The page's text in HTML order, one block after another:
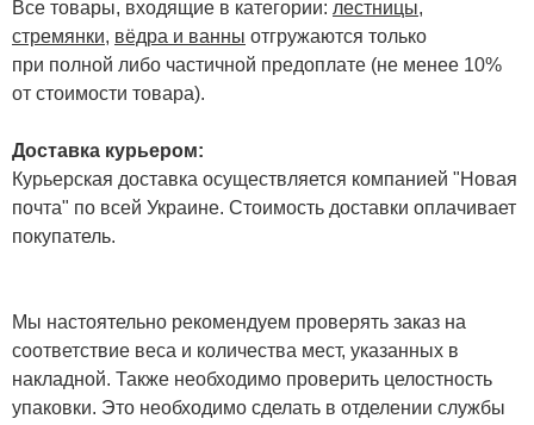
Все товары, входящие в категории: лестницы,
стремянки, вёдра и ванны отгружаются только
при полной либо частичной предоплате (не менее 10%
от стоимости товара).
Доставка курьером:
Курьерская доставка осуществляется компанией "Новая
почта" по всей Украине. Стоимость доставки оплачивает
покупатель.
Мы настоятельно рекомендуем проверять заказ на
соответствие веса и количества мест, указанных в
накладной. Также необходимо проверить целостность
упаковки. Это необходимо сделать в отделении службы